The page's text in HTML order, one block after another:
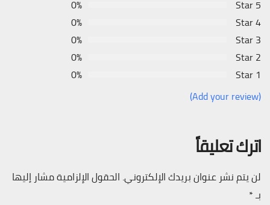
5 Star
0%
4 Star
0%
3 Star
0%
2 Star
0%
1 Star
0%
(Add your review)
اترك تعليقاً
لن يتم نشر عنوان بريدك الإلكتروني. الحقول الإلزامية مشار إليها
بـ*